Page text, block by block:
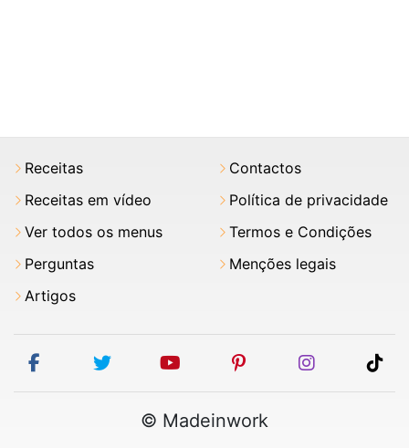
Receitas
Receitas em vídeo
Ver todos os menus
Perguntas
Artigos
Contactos
Política de privacidade
Termos e Condições
Menções legais
facebooktwitter youtubepinterestinstagram
© Madeinwork